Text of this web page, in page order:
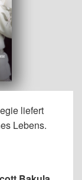
liefert
Lebens.